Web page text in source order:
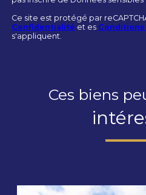
Ce site est protégé par
Confidentialité et es
s'appliquent.
Ces biens